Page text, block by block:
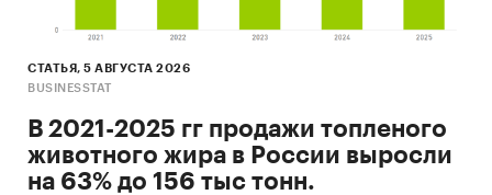
СТАТЬЯ, 5 АВГУСТА 2026
BUSINESSTAT
В 2021-2025 гг продажи топленого
животного жира в России выросли
на 63% до 156 тыс тонн.